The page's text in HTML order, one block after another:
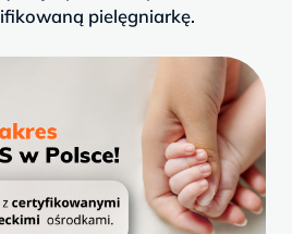
pielęgniarkę.